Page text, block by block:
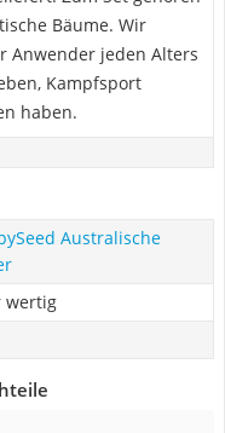
Bäume. Wir
Anwender jeden Alters
Kampfsport
haben.
Australische
wertig